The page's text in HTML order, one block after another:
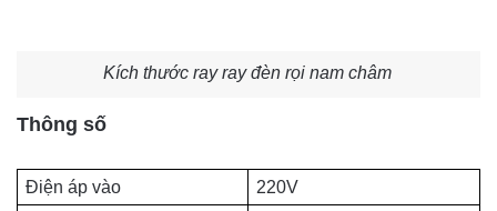
Kích thước ray ray đèn rọi nam châm
Thông số
Điện áp vào
220V